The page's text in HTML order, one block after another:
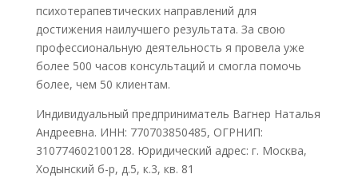
психотерапевтических направлений для
достижения наилучшего результата. За свою
профессиональную деятельность я провела уже
более 500 часов консультаций и смогла помочь
более, чем 50 клиентам.
Индивидуальный предприниматель Вагнер Наталья
Андреевна. ИНН: 770703850485, ОГРНИП:
310774602100128. Юридический адрес: г. Москва,
Ходынский б-р, д.5, к.3, кв. 81